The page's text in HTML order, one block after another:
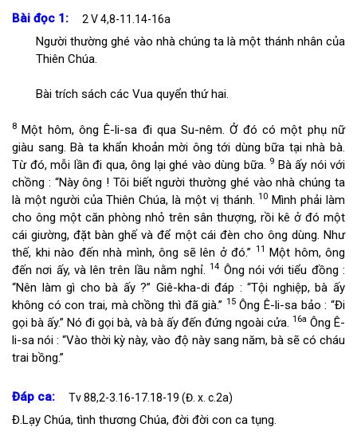
Bài đọc 1: 2 V 4,8-11.14-16a
Người thường ghé vào nhà chúng ta là một thánh nhân của
Thiên Chúa.
Bài trích sách các Vua quyển thứ hai.
8 Một hôm, ông Ê-li-sa đi qua Su-nêm. Ở đó có một phụ nữ
giàu sang. Bà ta khẩn khoản mời ông tới dùng bữa tại nhà bà.
Từ đó, mỗi lần đi qua, ông lại ghé vào dùng bữa. 9 Bà ấy nói với
chồng : “Này ông ! Tôi biết người thường ghé vào nhà chúng ta
là một người của Thiên Chúa, là một vị thánh. 10 Mình phải làm
cho ông một căn phòng nhỏ trên sân thượng, rồi kê ở đó một
cái giường, đặt bàn ghế và để một cái đèn cho ông dùng. Như
thế, khi nào đến nhà mình, ông sẽ lên ở đó.” 11 Một hôm, ông
đến nơi ấy, và lên trên lầu nằm nghỉ. 14 Ông nói với tiểu đồng :
“Nên làm gì cho bà ấy ?” Giê-kha-di đáp : “Tội nghiệp, bà ấy
không có con trai, mà chồng thì đã già.” 15Ông Ê-li-sa bảo : “Đi
gọi bà ấy.” Nó đi gọi bà, và bà ấy đến đứng ngoài cửa. 16a Ông Ê-
li-sa nói : “Vào thời kỳ này, vào độ này sang năm, bà sẽ có cháu
trai bồng.”
Đáp ca: Tv 88,2-3.16-17.18-19 (Đ. x. c.2a)
Đ.Lạy Chúa, tình thương Chúa, đời đời con ca tụng.